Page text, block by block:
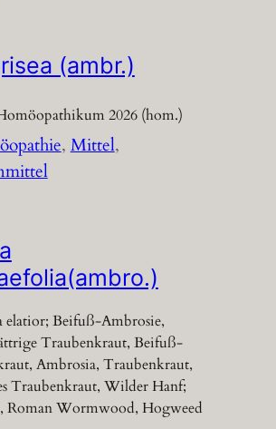
(ambr.)
2026 (hom.)
, Mittel
elatior; Beifuß-Ambrosie,
Traubenkraut, Beifuß-
Ambrosia, Traubenkraut,
Traubenkraut, Wilder Hanf;
Roman Wormwood, Hogweed